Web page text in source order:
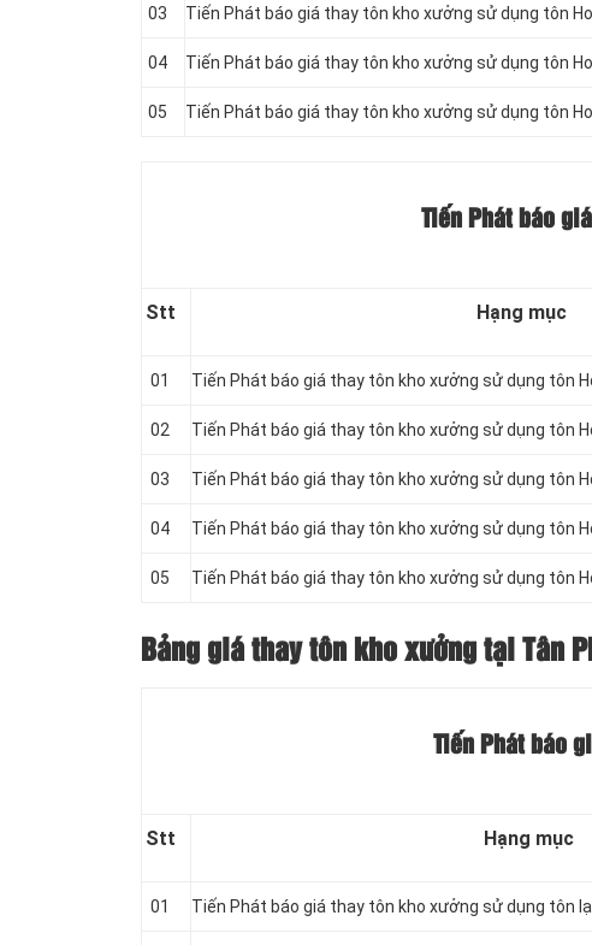
03 Tiến Phát báo giá thay tôn kho xưởng sử dụng tôn
04 Tiến Phát báo giá thay tôn kho xưởng sử dụng tôn
05 Tiến Phát báo giá thay tôn kho xưởng sử dụng tôn
Tiến Phát báo
Stt Hạng mục
01 Tiến Phát báo giá thay tôn kho xưởng sử dụng tôn
02 Tiến Phát báo giá thay tôn kho xưởng sử dụng tôn
03 Tiến Phát báo giá thay tôn kho xưởng sử dụng tôn
04 Tiến Phát báo giá thay tôn kho xưởng sử dụng tôn
05 Tiến Phát báo giá thay tôn kho xưởng sử dụng tôn
Bảng giá thay tôn kho xưởng tại Tân
Tiến Phát báo
Stt Hạng mục
01 Tiến Phát báo giá thay tôn kho xưởng sử dụng tôn